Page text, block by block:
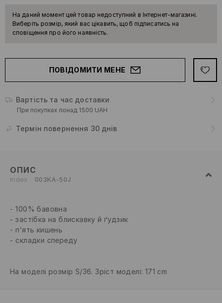
На даний момент цей товар недоступний в Інтернет-магазині.
Виберіть розмір, який вас цікавить, щоб підписатись на
сповіщення про його наявність.
ПОВІДОМИТИ МЕНЕ
Вартість та час доставки
При покупках понад 1500 UAH
Термін повернення 30 днів
ОПИС
Index 003KA-50J
100% бавовна
застібка на блискавку й ґудзик
п’ять кишень
складки спереду
На моделі розмір S/36. Зріст моделі: 171 cm